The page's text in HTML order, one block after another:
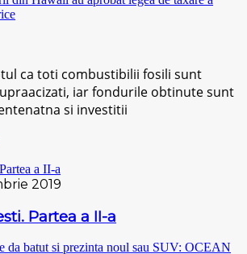
ca toti combustibilii fosili sunt
iar fondurile obtinute sunt
si investitii
2019
Partea a II-a